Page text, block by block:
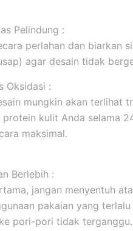
Pelindung :
perlahan dan biarkan
agar desain tidak
Oksidasi :
mungkin akan terlihat
protein kulit Anda selama
maksimal.
Berlebih :
jangan menyentuh
pakaian yang
pori-pori tidak terganggu.